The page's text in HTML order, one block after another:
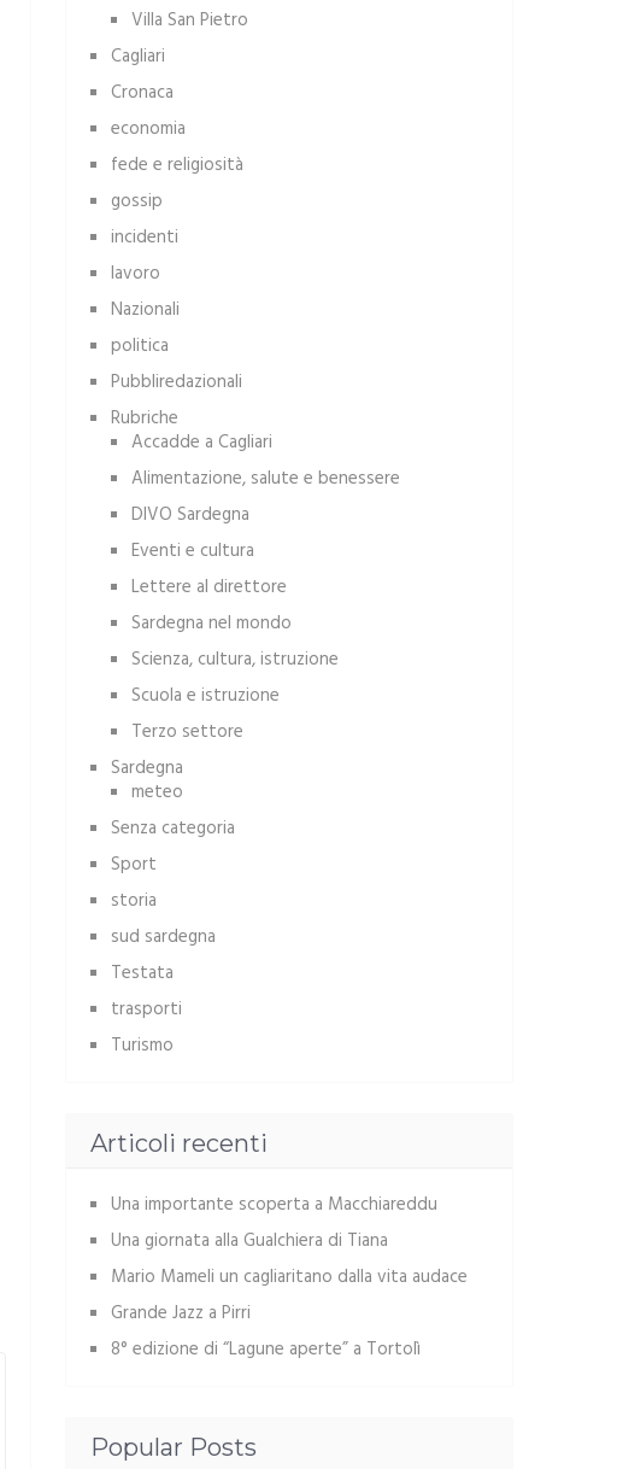
Villa San Pietro
Cagliari
Cronaca
economia
fede e religiosità
gossip
incidenti
lavoro
Nazionali
politica
Pubbliredazionali
Rubriche
Accadde a Cagliari
Alimentazione, salute e benessere
DIVO Sardegna
Eventi e cultura
Lettere al direttore
Sardegna nel mondo
Scienza, cultura, istruzione
Scuola e istruzione
Terzo settore
Sardegna
meteo
Senza categoria
Sport
storia
sud sardegna
Testata
trasporti
Turismo
Articoli recenti
Una importante scoperta a Macchiareddu
Una giornata alla Gualchiera di Tiana
Mario Mameli un cagliaritano dalla vita audace
Grande Jazz a Pirri
8° edizione di “Lagune aperte” a Tortolì
Popular Posts